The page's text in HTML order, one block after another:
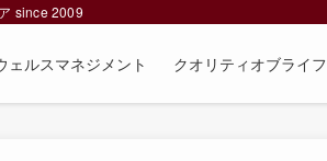
since 2009
ェルスマネジメント クオリティオブライフ